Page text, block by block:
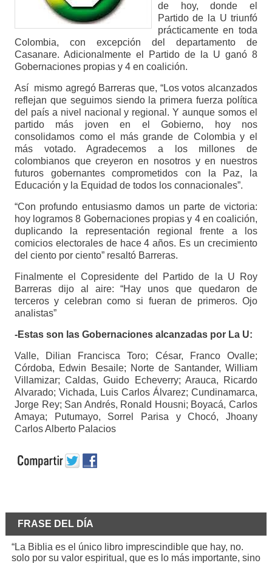
de hoy, donde el
Partido de la U triunfó
prácticamente en toda
Colombia, con excepción del departamento de
Casanare. Adicionalmente el Partido de la U ganó 8
Gobernaciones propias y 4 en coalición.
Así mismo agregó Barreras que, “Los votos alcanzados
reflejan que seguimos siendo la primera fuerza política
del país a nivel nacional y regional. Y aunque somos el
partido más joven en el Gobierno, hoy nos
consolidamos como el más grande de Colombia y el
más votado. Agradecemos a los millones de
colombianos que creyeron en nosotros y en nuestros
futuros gobernantes comprometidos con la Paz, la
Educación y la Equidad de todos los connacionales”.
“Con profundo entusiasmo damos un parte de victoria:
hoy logramos 8 Gobernaciones propias y 4 en coalición,
duplicando la representación regional frente a los
comicios electorales de hace 4 años. Es un crecimiento
del ciento por ciento” resaltó Barreras.
Finalmente el Copresidente del Partido de la U Roy
Barreras dijo al aire: “Hay unos que quedaron de
terceros y celebran como si fueran de primeros. Ojo
analistas”
-Estas son las Gobernaciones alcanzadas por La U:
Valle, Dilian Francisca Toro; César, Franco Ovalle;
Córdoba, Edwin Besaile; Norte de Santander, William
Villamizar; Caldas, Guido Echeverry; Arauca, Ricardo
Alvarado; Vichada, Luis Carlos Álvarez; Cundinamarca,
Jorge Rey; San Andrés, Ronald Housni; Boyacá, Carlos
Amaya; Putumayo, Sorrel Parisa y Chocó, Jhoany
Carlos Alberto Palacios
FRASE DEL DÍA
“La Biblia es el único libro imprescindible que hay, no.
solo por su valor espiritual, que es lo más importante, sino